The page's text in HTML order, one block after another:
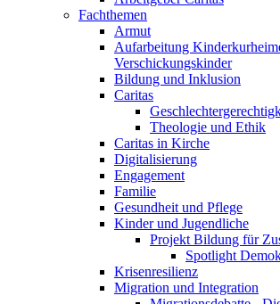
Fachthemen
Armut
Aufarbeitung
Verschickungskinder
Bildung und Inklusion
Caritas
Theologie und Ethik
Caritas in Kirche
Digitalisierung
Engagement
Familie
Gesundheit und Pflege
Kinder und Jugendliche
Projekt Bildung für
Spotlight
Krisenresilienz
Migration und Integration